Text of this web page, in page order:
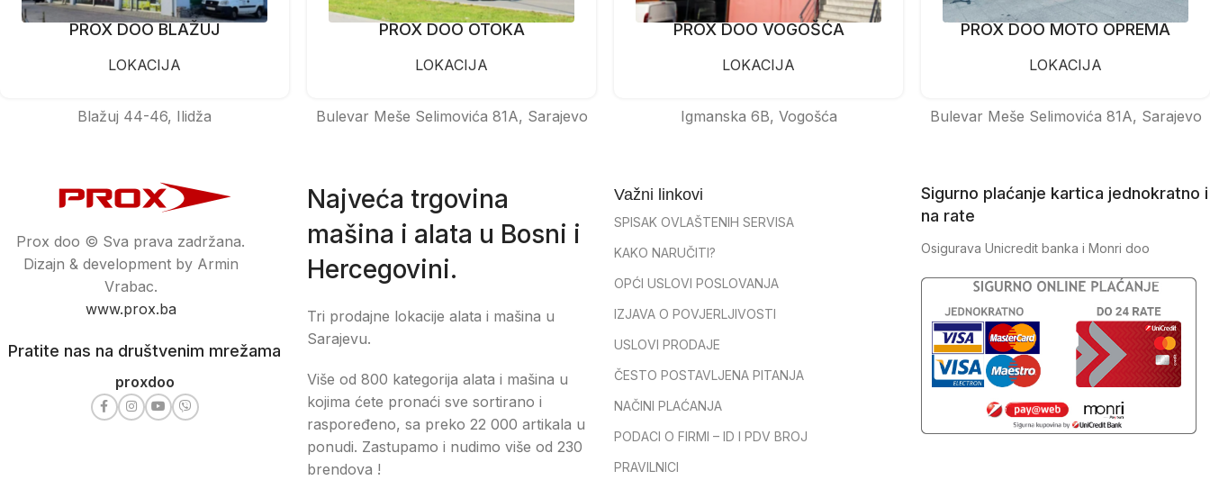
PROX DOO BLAŽUJ
LOKACIJA
Blažuj 44-46, Ilidža
PROX DOO OTOKA
LOKACIJA
Bulevar Meše Selimovića 81A, Sarajevo
PROX DOO VOGOŠĆA
LOKACIJA
Igmanska 6B, Vogošća
PROX DOO MOTO OPREMA
LOKACIJA
Bulevar Meše Selimovića 81A, Sarajevo
Prox doo © Sva prava zadržana.
Dizajn & development by Armin
Vrabac.
www.prox.ba
Pratite nas na društvenim mrežama
proxdoo
Najveća trgovina
mašina i alata u Bosni i
Hercegovini.
Tri prodajne lokacije alata i mašina u
Sarajevu.
Više od 800 kategorija alata i mašina u
kojima ćete pronaći sve sortirano i
raspoređeno, sa preko 22 000 artikala u
ponudi. Zastupamo i nudimo više od 230
brendova !
Važni linkovi
SPISAK OVLAŠTENIH SERVISA
KAKO NARUČITI?
OPĆI USLOVI POSLOVANJA
IZJAVA O POVJERLJIVOSTI
USLOVI PRODAJE
ČESTO POSTAVLJENA PITANJA
NAČINI PLAĆANJA
PODACI O FIRMI – ID I PDV BROJ
PRAVILNICI
Sigurno plaćanje kartica jednokratno i
na rate
Osigurava Unicredit banka i Monri doo